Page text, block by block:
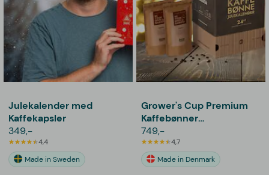
Julekalender med
Kaffekapsler
349,-
4,4
Made in Sweden
Grower's Cup Premium
Kaffebønner
Kaffekalender
749,-
4,7
Made in Denmark